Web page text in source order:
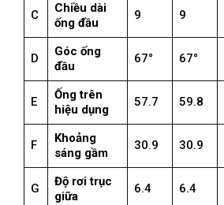
C
Chiều dài
ống đầu
9 9
D
Góc ống
đầu
67° 67°
E
Ống trên
hiệu dụng
57.7 59.8
F
Khoảng
sáng gầm
30.9 30.9
G
Độ rơi trục
giữa
6.4 6.4